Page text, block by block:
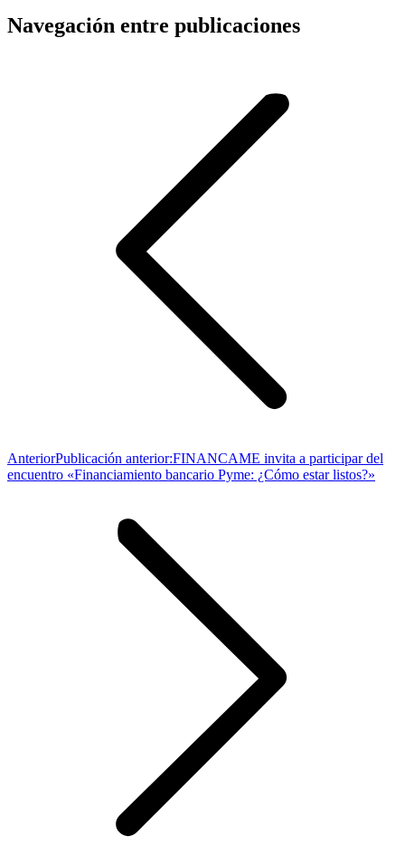
Navegación entre publicaciones
AnteriorPublicación anterior:FINANCAME invita a participar del
encuentro «Financiamiento bancario Pyme: ¿Cómo estar listos?»